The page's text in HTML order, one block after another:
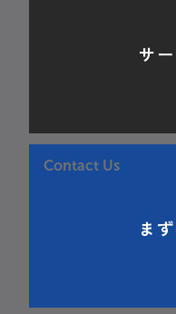
サ
Contact Us
ま